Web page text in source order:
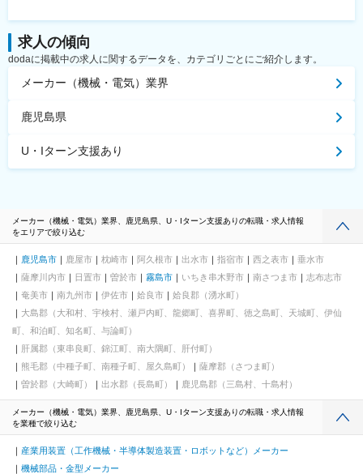
求人の傾向
dodaに掲載中の求人に関するデータを、カテゴリごとにご紹介します。
メーカー（機械・電気）業界
鹿児島県
U・Iターン支援あり
メーカー（機械・電気）業界、鹿児島県、U・Iターン支援ありの転職・求人情報
をエリアで絞り込む
鹿児島市 鹿屋市 枕崎市 阿久根市 出水市 指宿市 西之表市
垂水市
薩摩川内市
日置市 曽於市 霧島市 いちき串木野市 南さつま市
志布志市
奄美市
南九州市 伊佐市 姶良市
姶良郡（湧水町）
大島郡（大和村、宇検村、瀬戸内町、龍郷町、喜界町、徳之島町、天城町、伊仙
町、和泊町、知名町、与論町）
肝属郡（東串良町、錦江町、南大隅町、肝付町）
熊毛郡（中種子町、南種子町、屋久島町）
薩摩郡（さつま町）
曽於郡（大崎町）
出水郡（長島町） 鹿児島郡（三島村、十島村）
メーカー（機械・電気）業界、鹿児島県、U・Iターン支援ありの転職・求人情報
を業種で絞り込む
産業用装置（工作機械・半導体製造装置・ロボットなど）メーカー
機械部品・金型メーカー